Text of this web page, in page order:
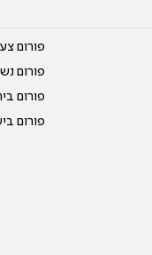
פורום
פורום
פורום
פורום